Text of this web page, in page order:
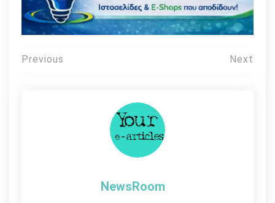
Πλοήγηση
Previous Next
NewsRoom